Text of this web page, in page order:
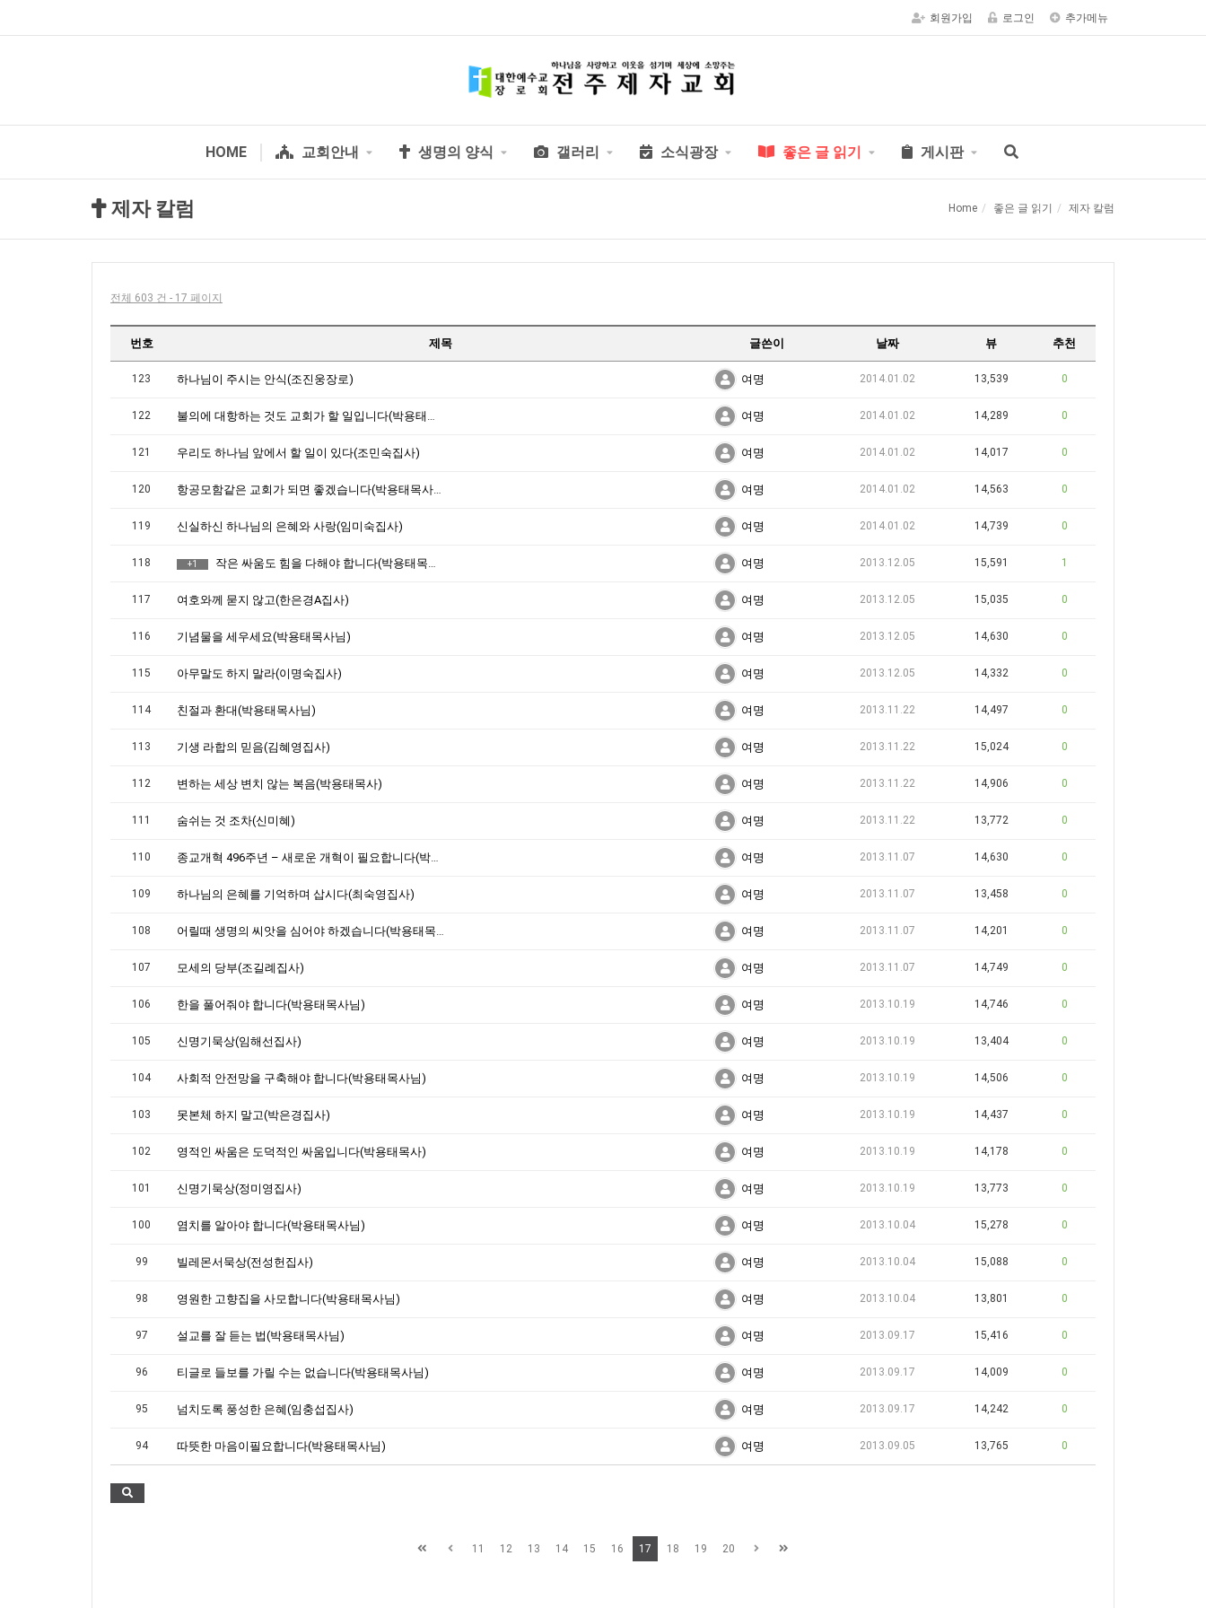
회원가입 로그인 추가메뉴
HOME 교회안내 생명의 양식 갤러리 소식광장 좋은 글 읽기 게시판
제자 칼럼 Home 좋은 글 읽기 제자 칼럼
전체 603 건 - 17 페이지
번호 제목 글쓴이 날짜 뷰 추천
123 하나님이 주시는 안식(조진웅장로) 여명 2014.01.02 13,539 0
122 불의에 대항하는 것도 교회가 할 일입니다(박용태목사님) 여명 2014.01.02 14,289 0
121 우리도 하나님 앞에서 할 일이 있다(조민숙집사) 여명 2014.01.02 14,017 0
120 항공모함같은 교회가 되면 좋겠습니다(박용태목사님) 여명 2014.01.02 14,563 0
119 신실하신 하나님의 은혜와 사랑(임미숙집사) 여명 2014.01.02 14,739 0
118 +1 작은 싸움도 힘을 다해야 합니다(박용태목사님) 여명 2013.12.05 15,591 1
117 여호와께 묻지 않고(한은경A집사) 여명 2013.12.05 15,035 0
116 기념물을 세우세요(박용태목사님) 여명 2013.12.05 14,630 0
115 아무말도 하지 말라(이명숙집사) 여명 2013.12.05 14,332 0
114 친절과 환대(박용태목사님) 여명 2013.11.22 14,497 0
113 기생 라합의 믿음(김혜영집사) 여명 2013.11.22 15,024 0
112 변하는 세상 변치 않는 복음(박용태목사) 여명 2013.11.22 14,906 0
111 숨쉬는 것 조차(신미혜) 여명 2013.11.22 13,772 0
110 종교개혁 496주년 – 새로운 개혁이 필요합니다(박용태목사님) 여명 2013.11.07 14,630 0
109 하나님의 은혜를 기억하며 삽시다(최숙영집사) 여명 2013.11.07 13,458 0
108 어릴때 생명의 씨앗을 심어야 하겠습니다(박용태목사님) 여명 2013.11.07 14,201 0
107 모세의 당부(조길례집사) 여명 2013.11.07 14,749 0
106 한을 풀어줘야 합니다(박용태목사님) 여명 2013.10.19 14,746 0
105 신명기묵상(임해선집사) 여명 2013.10.19 13,404 0
104 사회적 안전망을 구축해야 합니다(박용태목사님) 여명 2013.10.19 14,506 0
103 못본체 하지 말고(박은경집사) 여명 2013.10.19 14,437 0
102 영적인 싸움은 도덕적인 싸움입니다(박용태목사) 여명 2013.10.19 14,178 0
101 신명기묵상(정미영집사) 여명 2013.10.19 13,773 0
100 염치를 알아야 합니다(박용태목사님) 여명 2013.10.04 15,278 0
99 빌레몬서묵상(전성헌집사) 여명 2013.10.04 15,088 0
98 영원한 고향집을 사모합니다(박용태목사님) 여명 2013.10.04 13,801 0
97 설교를 잘 듣는 법(박용태목사님) 여명 2013.09.17 15,416 0
96 티글로 들보를 가릴 수는 없습니다(박용태목사님) 여명 2013.09.17 14,009 0
95 넘치도록 풍성한 은혜(임충섭집사) 여명 2013.09.17 14,242 0
94 따뜻한 마음이필요합니다(박용태목사님) 여명 2013.09.05 13,765 0
11 12 13 14 15 16 17 18 19 20